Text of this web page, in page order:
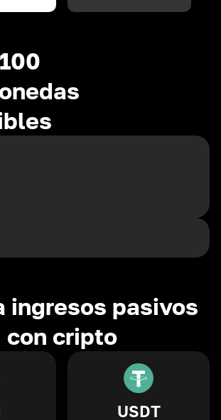
ingresos pasivos
con cripto
USDT